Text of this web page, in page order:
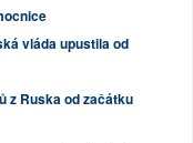
vláda upustila od
z Ruska od začátku